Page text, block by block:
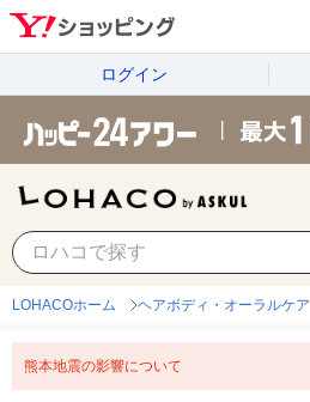
ログイン
LOHACOホーム ヘアボディ・オーラルケア
熊本地震の影響について